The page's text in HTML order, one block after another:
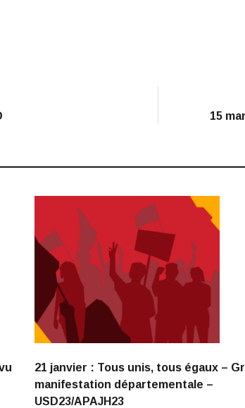
15
21 janvier : Tous unis, tous égaux –
manifestation départementale –
USD23/APAJH23